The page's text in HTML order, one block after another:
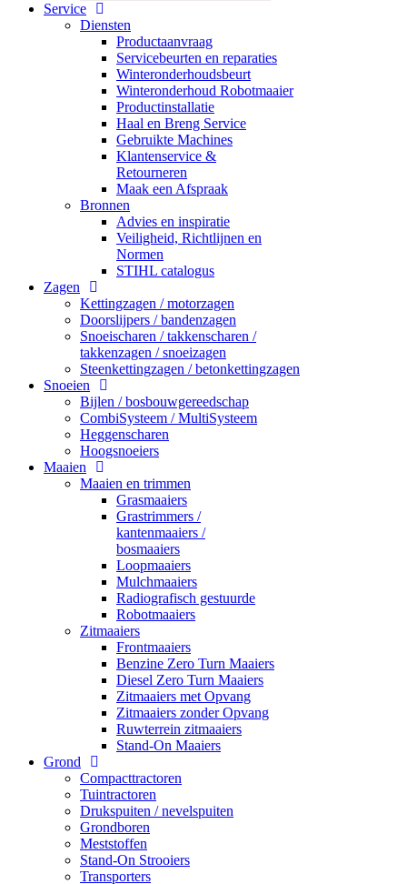
Service
Diensten
Productaanvraag
Servicebeurten en reparaties
Winteronderhoudsbeurt
Winteronderhoud Robotmaaier
Productinstallatie
Haal en Breng Service
Gebruikte Machines
Klantenservice &
Retourneren
Maak een Afspraak
Bronnen
Advies en inspiratie
Veiligheid, Richtlijnen en
Normen
STIHL catalogus
Zagen
Kettingzagen / motorzagen
Doorslijpers / bandenzagen
Snoeischaren / takkenscharen /
takkenzagen / snoeizagen
Steenkettingzagen / betonkettingzagen
Snoeien
Bijlen / bosbouwgereedschap
CombiSysteem / MultiSysteem
Heggenscharen
Hoogsnoeiers
Maaien
Maaien en trimmen
Grasmaaiers
Grastrimmers /
kantenmaaiers /
bosmaaiers
Loopmaaiers
Mulchmaaiers
Radiografisch gestuurde
Robotmaaiers
Zitmaaiers
Frontmaaiers
Benzine Zero Turn Maaiers
Diesel Zero Turn Maaiers
Zitmaaiers met Opvang
Zitmaaiers zonder Opvang
Ruwterrein zitmaaiers
Stand-On Maaiers
Grond
Compacttractoren
Tuintractoren
Drukspuiten / nevelspuiten
Grondboren
Meststoffen
Stand-On Strooiers
Transporters